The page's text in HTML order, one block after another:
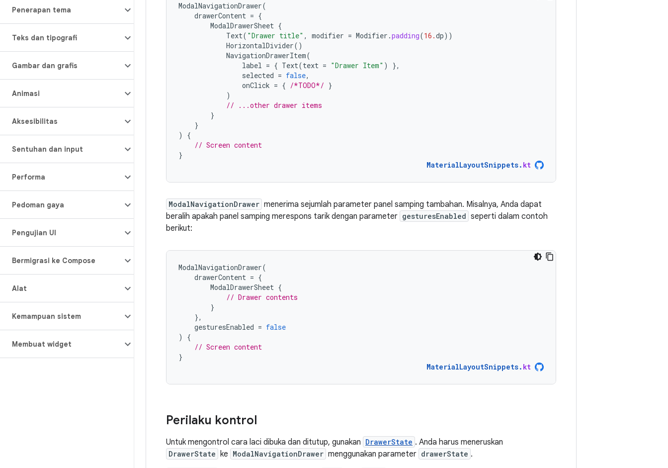
Penerapan tema
Teks dan tipografi
Gambar dan grafis
Animasi
Aksesibilitas
Sentuhan dan input
Performa
Pedoman gaya
Pengujian UI
Bermigrasi ke Compose
Alat
Kemampuan sistem
Membuat widget
ModalNavigationDrawer(
drawerContent = {
ModalDrawerSheet {
Text( "Drawer title" , modifier = Modifier .padding(16.dp))
HorizontalDivider()
NavigationDrawerItem(
label = { Text(text = "Drawer Item" )
},
selected = false,
onClick = { /*TODO*/ }
)
// ...other drawer items
}
}
)
{
// Screen content
}
MaterialLayoutSnippets. kt
ModalNavigationDrawer menerima sejumlah parameter panel samping tambahan. Misalnya, Anda dapat
beralih apakah panel samping merespons tarik dengan parameter gesturesEnabled seperti dalam contoh
berikut:
ModalNavigationDrawer(
drawerContent = {
ModalDrawerSheet {
// Drawer contents
}
},
gesturesEnabled = false
)
{
// Screen content
}
MaterialLayoutSnippets. kt
Perilaku kontrol
Untuk mengontrol cara laci dibuka dan ditutup, gunakan DrawerState . Anda harus meneruskan
DrawerState ke ModalNavigationDrawer menggunakan parameter drawerState .